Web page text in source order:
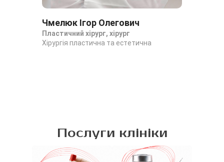
Чмелюк Ігор Олегович
Пластичний хірург, хірург
Хірургія пластична та естетична
Послуги клініки